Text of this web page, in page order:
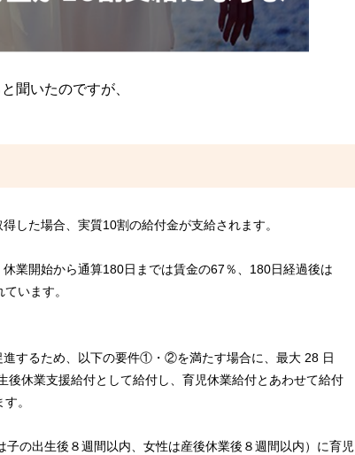
聞いたのですが、
した場合、実質10割の給付金が支給されます。
業開始から通算180日までは賃金の67％、180日経過後は
います。
進するため、以下の要件①・②を満たす場合に、最大 28 日
後休業支援給付として給付し、育児休業給付とあわせて給付
。
の出生後８週間以内、女性は産後休業後８週間以内）に育児